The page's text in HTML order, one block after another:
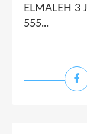
ELMALEH 3
555...